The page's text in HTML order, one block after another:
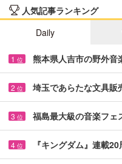
人気記事ランキング
Daily
1 位 熊本県人吉市の野外
2 位 埼玉であらたな文具
3 位 福島最大級の音楽フ
4 位 『キングダム』連載